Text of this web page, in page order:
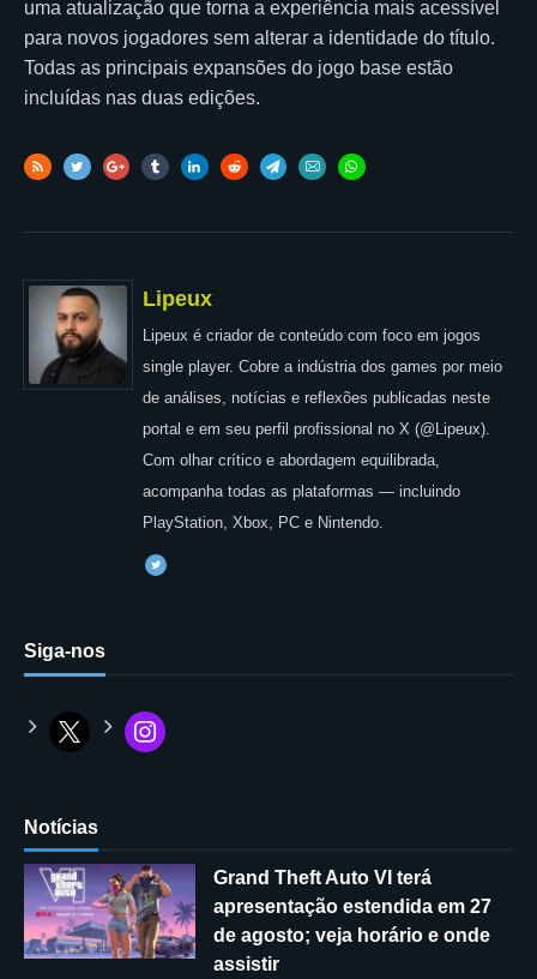
uma atualização que torna a experiência mais acessível
para novos jogadores sem alterar a identidade do título.
Todas as principais expansões do jogo base estão
incluídas nas duas edições.
Lipeux
Lipeux é criador de conteúdo com foco em jogos
single player. Cobre a indústria dos games por meio
de análises, notícias e reflexões publicadas neste
portal e em seu perfil profissional no X (@Lipeux).
Com olhar crítico e abordagem equilibrada,
acompanha todas as plataformas — incluindo
PlayStation, Xbox, PC e Nintendo.
Siga-nos
Notícias
Grand Theft Auto VI terá
apresentação estendida em 27
de agosto; veja horário e onde
assistir